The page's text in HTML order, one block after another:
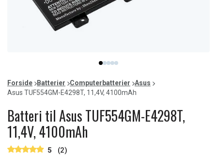
item
0
item
1
item
2
item
3
item
4
of
5
Forside Batterier Computerbatterier
Asus
Asus TUF554GM-E4298T, 11,4V, 4100mAh
Batteri til Asus TUF554GM-E4298T,
11,4V, 4100mAh
5 (2)